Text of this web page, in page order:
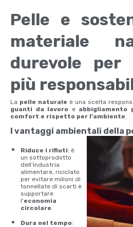
Pelle e
materiale
durevole
più
La pelle naturale è una scelta
guanti da lavoro e abbigliamento
comfort e rispetto per l’ambiente
I vantaggi ambientali della
Riduce i rifiuti: è
un sottoprodotto
dell’industria
alimentare, riciclato
per evitare milioni di
tonnellate di scarti e
supportare
l’economia
circolare
Dura nel tempo: